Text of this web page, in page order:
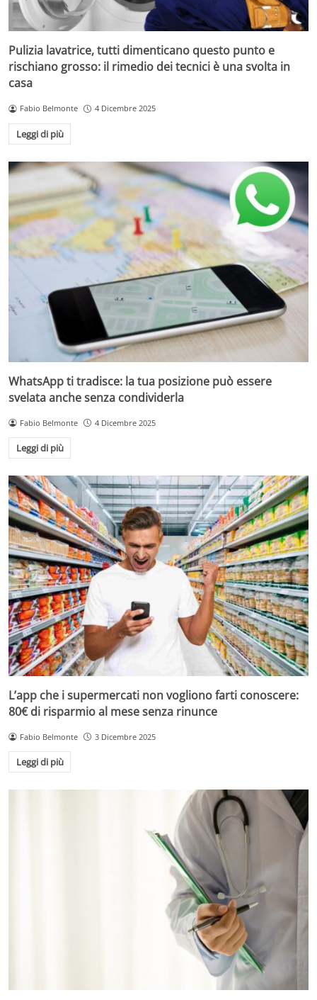
Pulizia lavatrice, tutti dimenticano questo punto e
rischiano grosso: il rimedio dei tecnici è una svolta in
casa
Fabio Belmonte 4 Dicembre 2025
Leggi di più
WhatsApp ti tradisce: la tua posizione può essere
svelata anche senza condividerla
Fabio Belmonte 4 Dicembre 2025
Leggi di più
L’app che i supermercati non vogliono farti conoscere:
80€ di risparmio al mese senza rinunce
Fabio Belmonte 3 Dicembre 2025
Leggi di più